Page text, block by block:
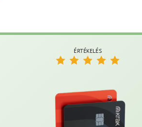
ÉRTÉKELÉS